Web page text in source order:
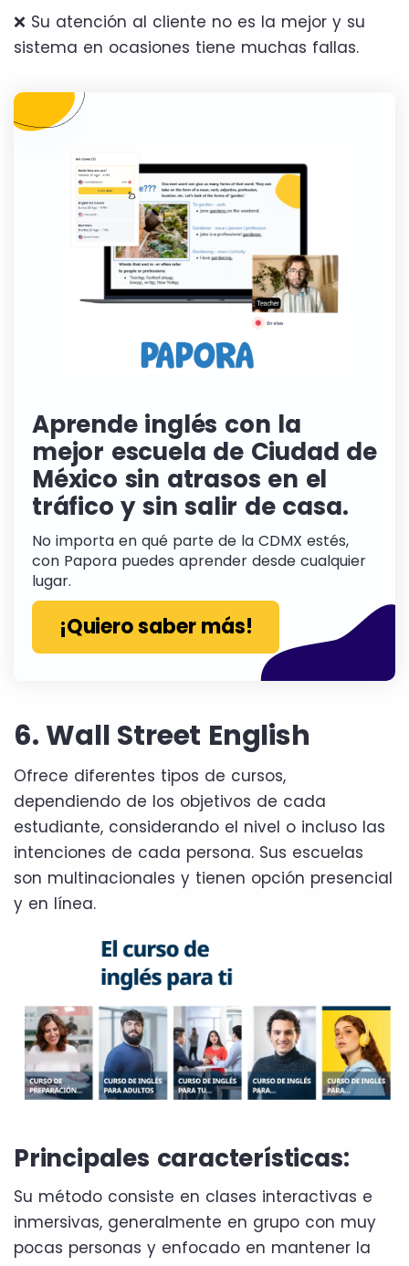
❌ Su atención al cliente no es la mejor y su
sistema en ocasiones tiene muchas fallas.
Aprende inglés con la
mejor escuela de Ciudad de
México sin atrasos en el
tráfico y sin salir de casa.
No importa en qué parte de la CDMX estés,
con Papora puedes aprender desde cualquier
lugar.
¡Quiero saber más!
6. Wall Street English
Ofrece diferentes tipos de cursos,
dependiendo de los objetivos de cada
estudiante, considerando el nivel o incluso las
intenciones de cada persona. Sus escuelas
son multinacionales y tienen opción presencial
y en línea.
Principales características:
Su método consiste en clases interactivas e
inmersivas, generalmente en grupo con muy
pocas personas y enfocado en mantener la